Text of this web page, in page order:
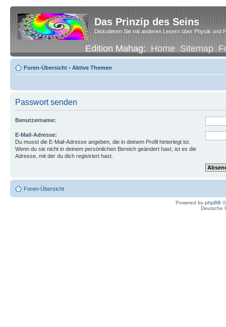
Das Prinzip des Seins
Diskutieren Sie mit anderen Lesern über Physik und
Edition Mahag:Home Sitemap
Foren-Übersicht • Aktive Themen
Passwort senden
Benutzername:
E-Mail-Adresse:
Du musst die E-Mail-Adresse angeben, die in deinem Profil hinterlegt ist.
Wenn du sie nicht in deinem persönlichen Bereich geändert hast, ist es die
Adresse, mit der du dich registriert hast.
Foren-Übersicht
Powered by phpBB
Deutsche